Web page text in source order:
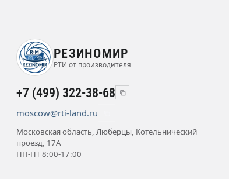
РЕЗИНОМИР
РТИ от производителя
+7 (499) 322-38-68
moscow@rti-land.ru
Московская область, Люберцы, Котельнический
проезд, 17А
ПН-ПТ 8:00-17:00